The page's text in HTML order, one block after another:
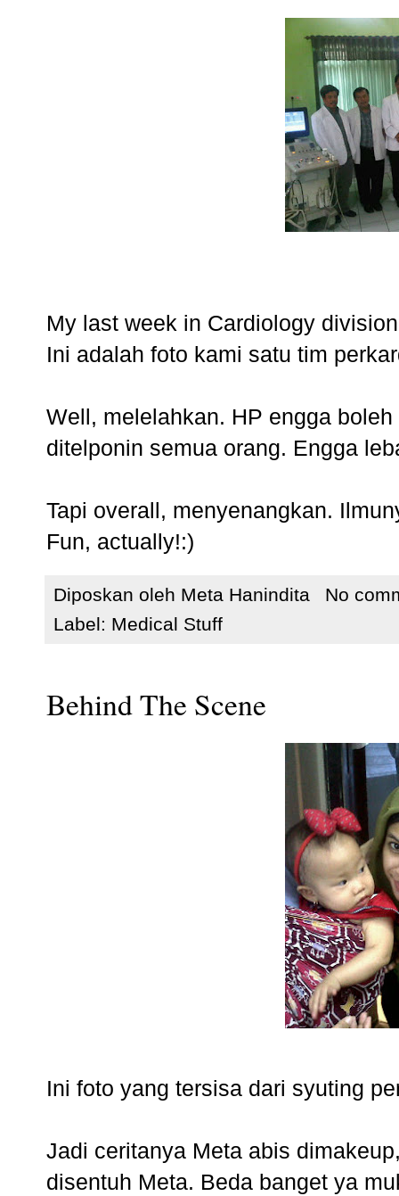
My last week in Cardiology
Ini adalah foto kami satu tim
Well, melelahkan. HP engga
ditelponin semua orang. Engga
Tapi overall, menyenangkan.
Fun, actually!:)
Diposkan oleh Meta Hanindita
No
Label: Medical Stuff
Behind The Scene
Ini foto yang tersisa dari syuting
Jadi ceritanya Meta abis
disentuh Meta. Beda banget ya